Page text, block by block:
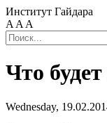
Институт Гайдара
A A A
Что
Wednesday,